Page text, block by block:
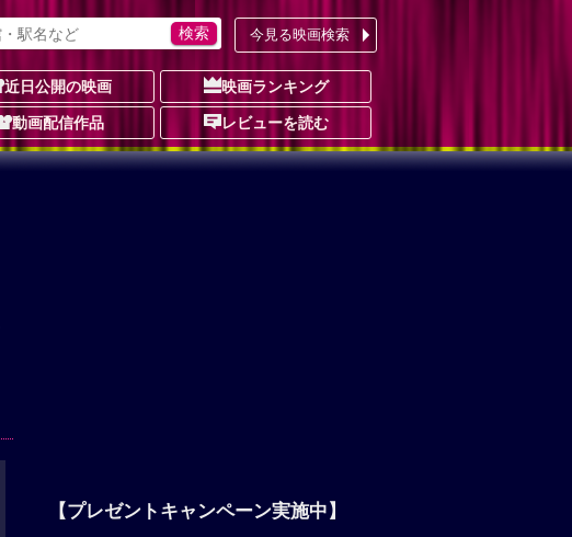
今見る映画検索
近日公開の映画 映画ランキング
動画配信作品 レビューを読む
【プレゼントキャンペーン実施中】